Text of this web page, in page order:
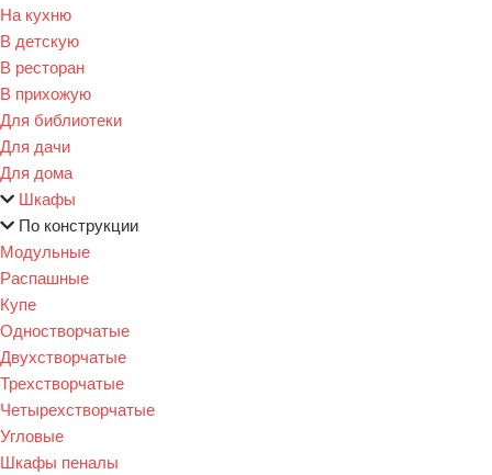
На кухню
В детскую
В ресторан
В прихожую
Для библиотеки
Для дачи
Для дома
Шкафы
По конструкции
Модульные
Распашные
Купе
Одностворчатые
Двухстворчатые
Трехстворчатые
Четырехстворчатые
Угловые
Шкафы пеналы